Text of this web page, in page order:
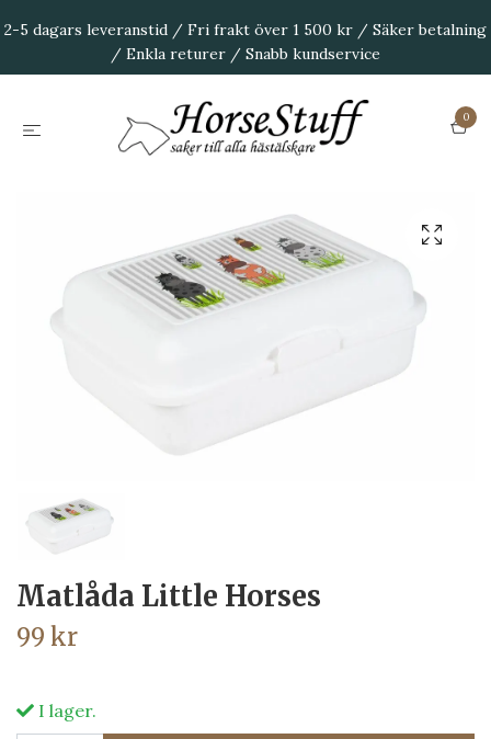
2-5 dagars leveranstid / Fri frakt över 1 500 kr / Säker betalning
/ Enkla returer / Snabb kundservice
0
Matlåda Little Horses
99 kr
I lager.